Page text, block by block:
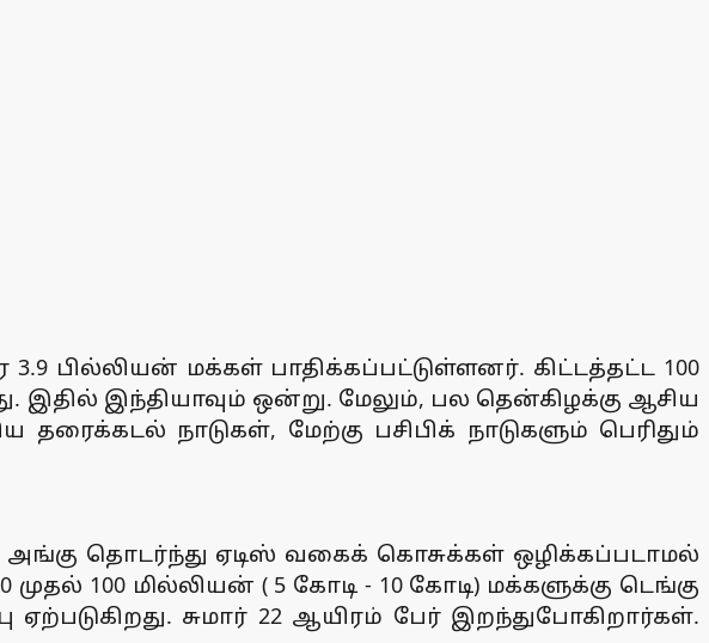
பில்லியன் மக்கள் பாதிக்கப்பட்டுள்ளனர். கிட்டத்தட்ட 100
இதில் இந்தியாவும் ஒன்று. மேலும், பல தென்கிழக்கு ஆசிய
நாடுகள், மேற்கு பசிபிக் நாடுகளும் பெரிதும்
அங்கு தொடர்ந்து ஏடிஸ் வகைக் கொசுக்கள் ஒழிக்கப்படாமல்
100 மில்லியன் ( 5 கோடி - 10 கோடி) மக்களுக்கு டெங்கு
ஏற்படுகிறது. சுமார் 22 ஆயிரம் பேர் இறந்துபோகிறார்கள்.